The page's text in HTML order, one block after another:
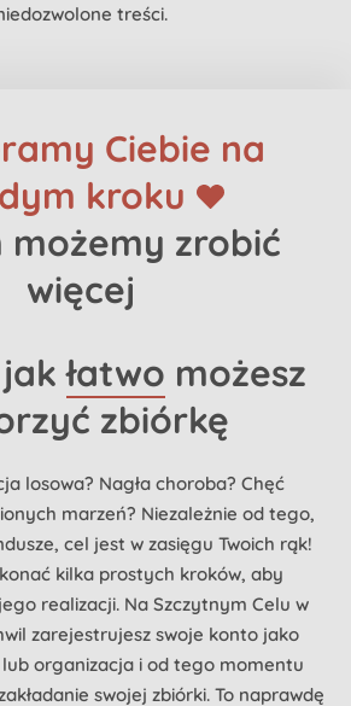
treści.
Ciebie na
kroku
możemy zrobić
więcej
jakłatwo możesz
zbiórkę
losowa? Nagła choroba? Chęć
marzeń? Niezależnie od tego,
cel jest w zasięgu Twoich rąk!
kilka prostych kroków, aby
realizacji. Na Szczytnym Celu w
zarejestrujesz swoje konto jako
organizacja i od tego momentu
swojej zbiórki. To naprawdę